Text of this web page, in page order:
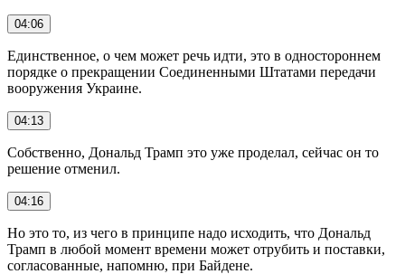
04:06
Единственное, о чем может речь идти, это в одностороннем
порядке о прекращении Соединенными Штатами передачи
вооружения Украине.
04:13
Собственно, Дональд Трамп это уже проделал, сейчас он то
решение отменил.
04:16
Но это то, из чего в принципе надо исходить, что Дональд
Трамп в любой момент времени может отрубить и поставки,
согласованные, напомню, при Байдене.